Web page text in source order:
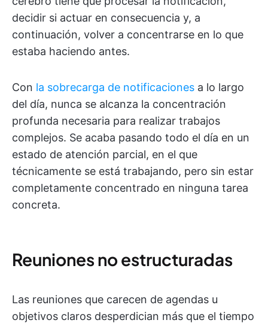
decidir si actuar en consecuencia y, a
continuación, volver a concentrarse en lo que
estaba haciendo antes.
Con la sobrecarga de notificaciones a lo largo
del día, nunca se alcanza la concentración
profunda necesaria para realizar trabajos
complejos. Se acaba pasando todo el día en un
estado de atención parcial, en el que
técnicamente se está trabajando, pero sin estar
completamente concentrado en ninguna tarea
concreta.
Reuniones no estructuradas
Las reuniones que carecen de agendas u
objetivos claros desperdician más que el tiempo